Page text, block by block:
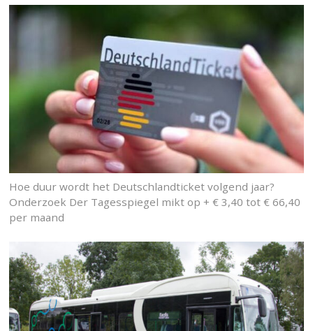
Hoe duur wordt het Deutschlandticket volgend jaar?
Onderzoek Der Tagesspiegel mikt op + € 3,40 tot € 66,40
per maand